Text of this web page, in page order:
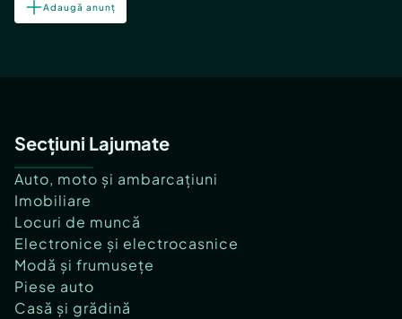
Adaugă anunț
Secțiuni Lajumate
Auto, moto și ambarcațiuni
Imobiliare
Locuri de muncă
Electronice și electrocasnice
Modă și frumusețe
Piese auto
Casă și grădină